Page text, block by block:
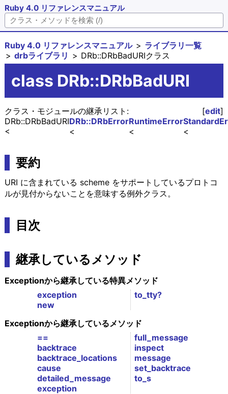
Ruby 4.0 リファレンスマニュアル
Ruby 4.0 リファレンスマニュアル
ライブラリ一覧
drbライブラリ
DRb::DRbBadURIクラス
class DRb::DRbBadURI
[edit]
クラス・モジュールの継承リスト:
RuntimeError
DRb::DRbError
DRb::DRbBadURI
要約
URI に含まれている scheme をサポートしているプロトコ
ルが見付からないことを意味する例外クラス。
目次
継承しているメソッド
Exceptionから継承している特異メソッド
exception
new
to_tty?
Exceptionから継承しているメソッド
==
backtrace
backtrace_locations
cause
detailed_message
exception
full_message
inspect
message
set_backtrace
to_s